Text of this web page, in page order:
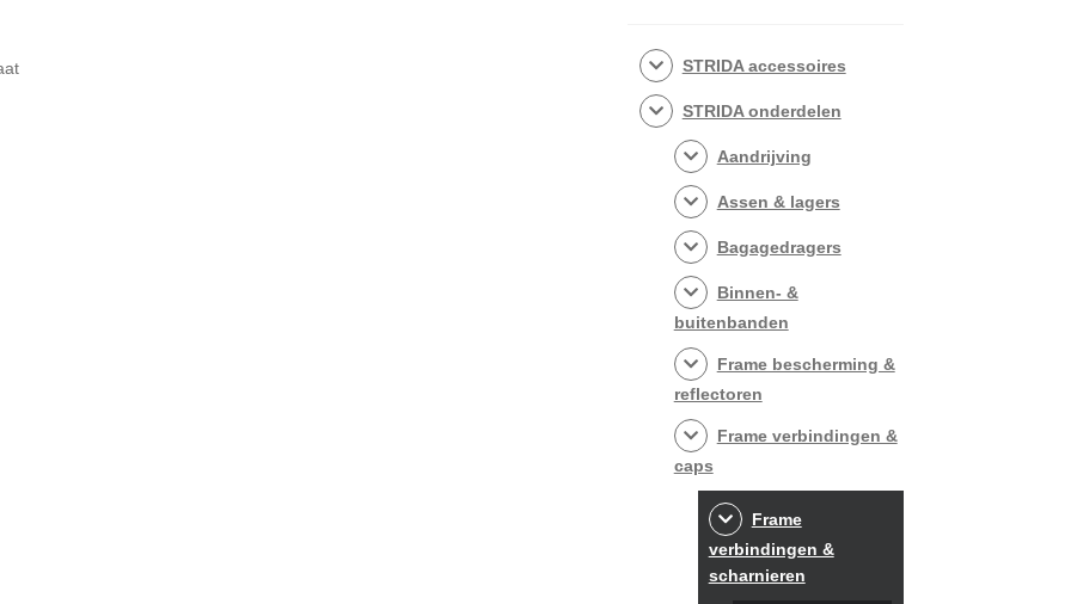
STRIDA accessoires
STRIDA onderdelen
Aandrijving
Assen & lagers
Bagagedragers
Binnen- &
buitenbanden
Frame bescherming &
reflectoren
Frame verbindingen &
caps
Frame
verbindingen &
scharnieren